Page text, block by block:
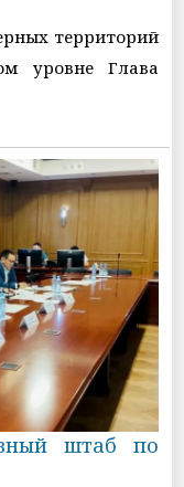
территорий
уровне Глава
штаб по